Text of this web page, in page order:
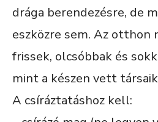
drága berendezésre, de
eszközre sem. Az otthon
frissek, olcsóbbak és
mint a készen vett
A csíráztatáshoz kell: